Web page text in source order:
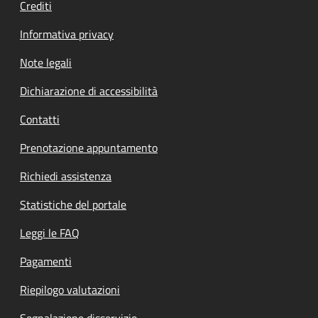
Crediti
Informativa privacy
Note legali
Dichiarazione di accessibilità
Contatti
Prenotazione appuntamento
Richiedi assistenza
Statistiche del portale
Leggi le FAQ
Pagamenti
Riepilogo valutazioni